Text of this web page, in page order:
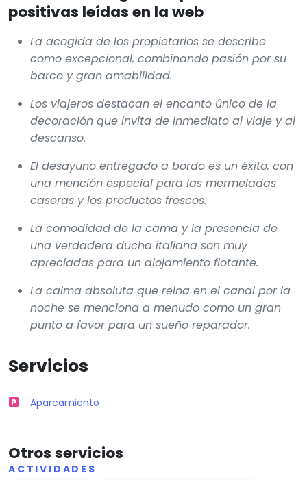
positivas leídas en la web
La acogida de los propietarios se describe
como excepcional, combinando pasión por su
barco y gran amabilidad.
Los viajeros destacan el encanto único de la
decoración que invita de inmediato al viaje y al
descanso.
El desayuno entregado a bordo es un éxito, con
una mención especial para las mermeladas
caseras y los productos frescos.
La comodidad de la cama y la presencia de
una verdadera ducha italiana son muy
apreciadas para un alojamiento flotante.
La calma absoluta que reina en el canal por la
noche se menciona a menudo como un gran
punto a favor para un sueño reparador.
Servicios
Aparcamiento
Otros servicios
ACTIVIDADES